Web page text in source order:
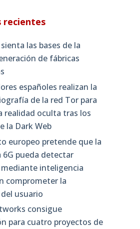
recientes
las bases de la
de fábricas
españoles realizan la
de la red Tor para
realidad oculta tras los
la Dark Web
europeo pretende que la
pueda detectar
mediante inteligencia
comprometer la
usuario
consigue
para cuatro proyectos de